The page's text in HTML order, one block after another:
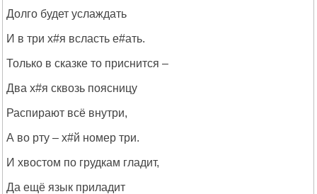
Долго будет услаждать
И в три х#я всласть е#ать.
Только в сказке то приснится –
Два х#я сквозь поясницу
Распирают всё внутри,
А во рту – х#й номер три.
И хвостом по грудкам гладит,
Да ещё язык приладит